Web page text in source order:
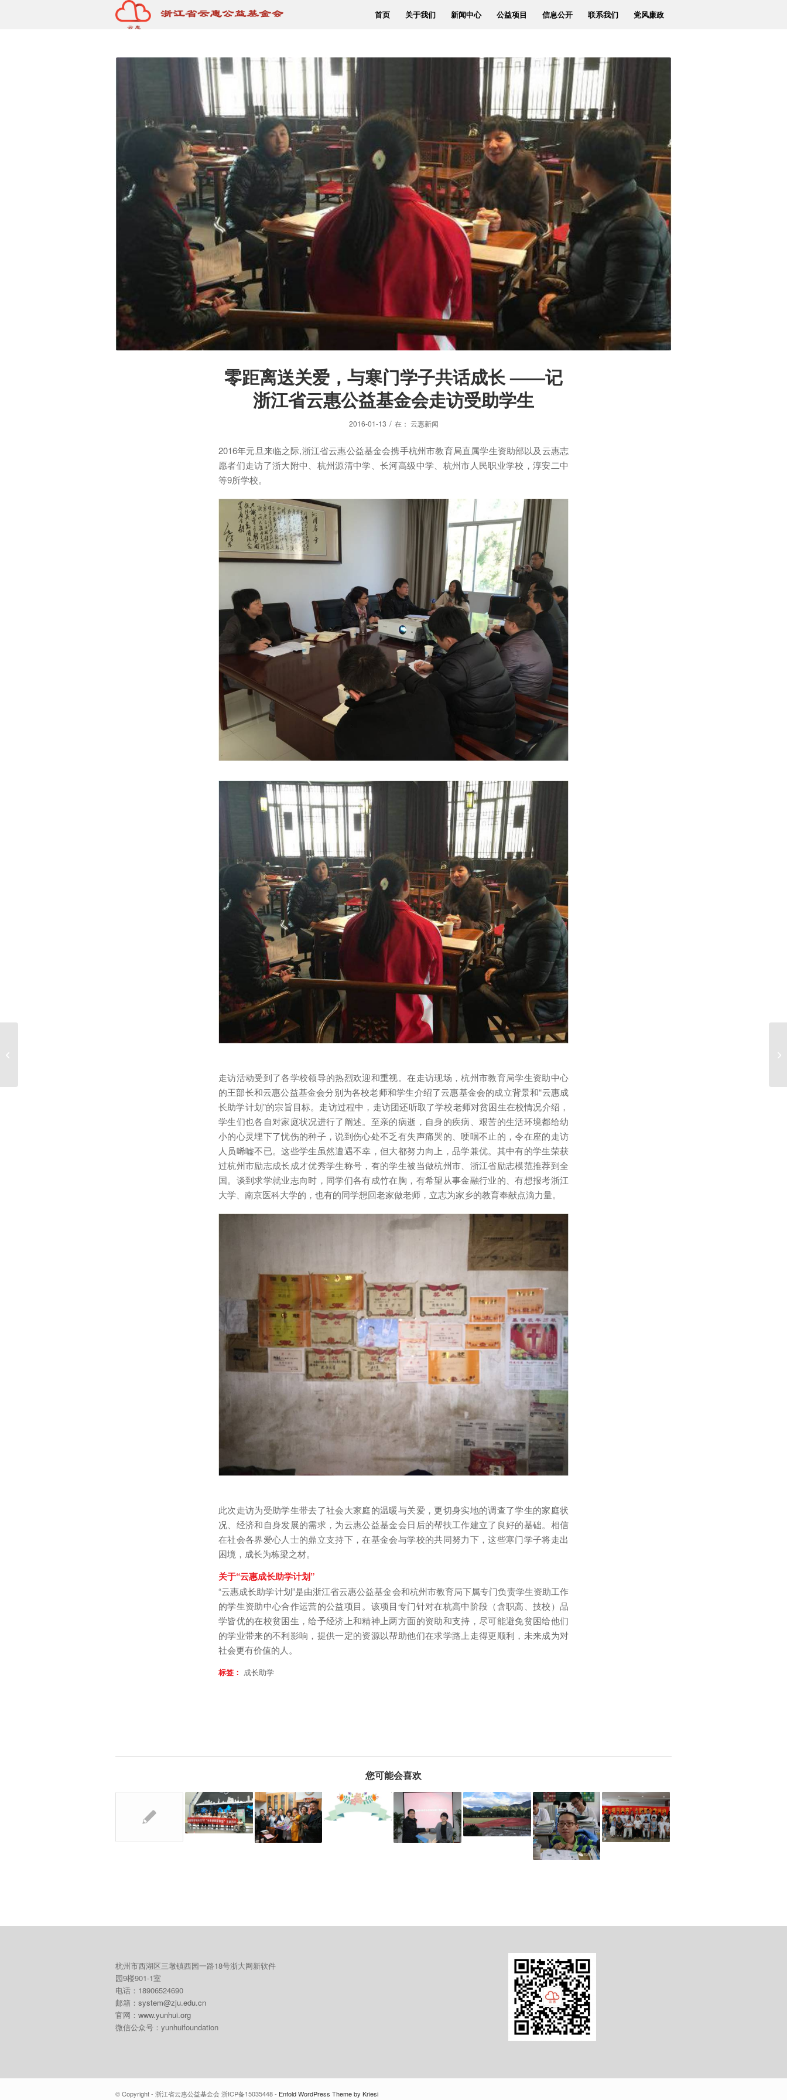
首页 关于我们 新闻中心 公益项目 信息公开 联系我们 党风廉政
零距离送关爱，与寒门学子共话成长 ——记
浙江省云惠公益基金会走访受助学生
2016-01-13 / 在： 云惠新闻
2016年元旦来临之际,浙江省云惠公益基金会携手杭州市教育局直属学生资助部以及云惠志
愿者们走访了浙大附中、杭州源清中学、长河高级中学、杭州市人民职业学校，淳安二中
等9所学校。
走访活动受到了各学校领导的热烈欢迎和重视。在走访现场，杭州市教育局学生资助中心
的王部长和云惠公益基金会分别为各校老师和学生介绍了云惠基金会的成立背景和“云惠成
长助学计划”的宗旨目标。走访过程中，走访团还听取了学校老师对贫困生在校情况介绍，
学生们也各自对家庭状况进行了阐述。至亲的病逝，自身的疾病、艰苦的生活环境都给幼
小的心灵埋下了忧伤的种子，说到伤心处不乏有失声痛哭的、哽咽不止的，令在座的走访
人员唏嘘不已。这些学生虽然遭遇不幸，但大都努力向上，品学兼优。其中有的学生荣获
过杭州市励志成长成才优秀学生称号，有的学生被当做杭州市、浙江省励志模范推荐到全
国。谈到求学就业志向时，同学们各有成竹在胸，有希望从事金融行业的、有想报考浙江
大学、南京医科大学的，也有的同学想回老家做老师，立志为家乡的教育奉献点滴力量。
此次走访为受助学生带去了社会大家庭的温暖与关爱，更切身实地的调查了学生的家庭状
况、经济和自身发展的需求，为云惠公益基金会日后的帮扶工作建立了良好的基础。相信
在社会各界爱心人士的鼎立支持下，在基金会与学校的共同努力下，这些寒门学子将走出
困境，成长为栋梁之材。
关于“云惠成长助学计划”
“云惠成长助学计划”是由浙江省云惠公益基金会和杭州市教育局下属专门负责学生资助工作
的学生资助中心合作运营的公益项目。该项目专门针对在杭高中阶段（含职高、技校）品
学皆优的在校贫困生，给予经济上和精神上两方面的资助和支持，尽可能避免贫困给他们
的学业带来的不利影响，提供一定的资源以帮助他们在求学路上走得更顺利，未来成为对
社会更有价值的人。
标签： 成长助学
您可能会喜欢
杭州市西湖区三墩镇西园一路18号浙大网新软件
园9楼901-1室
电话：18906524690
邮箱： system@zju.edu.cn
官网： www.yunhui.org
微信公众号：yunhuifoundation
© Copyright - 浙江省云惠公益基金会 浙ICP备15035448 - Enfold WordPress Theme by Kriesi